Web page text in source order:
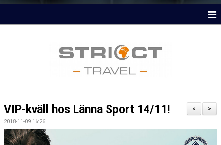
MATCHER
KONTAKT
>
<
VIP-kväll hos Länna Sport 14/11!
2018-11-09 16:26